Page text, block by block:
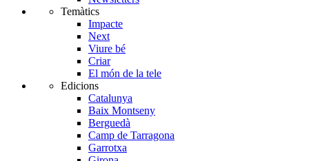
Temàtics
Impacte
Next
Viure bé
Criar
El món de la tele
Edicions
Catalunya
Baix Montseny
Berguedà
Camp de Tarragona
Garrotxa